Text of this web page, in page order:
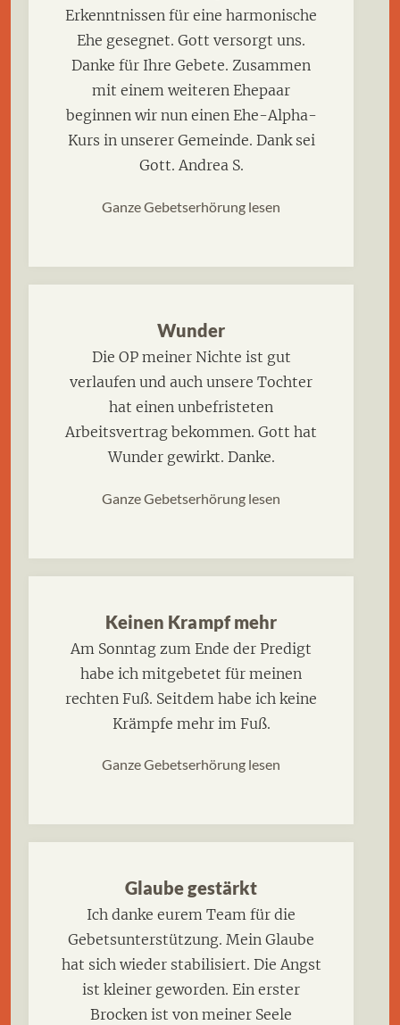
Erkenntnissen für eine harmonische
Ehe gesegnet. Gott versorgt uns.
Danke für Ihre Gebete. Zusammen
mit einem weiteren Ehepaar
beginnen wir nun einen Ehe-Alpha-
Kurs in unserer Gemeinde. Dank sei
Gott. Andrea S.
Ganze Gebetserhörung lesen
Wunder
Die OP meiner Nichte ist gut
verlaufen und auch unsere Tochter
hat einen unbefristeten
Arbeitsvertrag bekommen. Gott hat
Wunder gewirkt. Danke.
Ganze Gebetserhörung lesen
Keinen Krampf mehr
Am Sonntag zum Ende der Predigt
habe ich mitgebetet für meinen
rechten Fuß. Seitdem habe ich keine
Krämpfe mehr im Fuß.
Ganze Gebetserhörung lesen
Glaube gestärkt
Ich danke eurem Team für die
Gebetsunterstützung. Mein Glaube
hat sich wieder stabilisiert. Die Angst
ist kleiner geworden. Ein erster
Brocken ist von meiner Seele